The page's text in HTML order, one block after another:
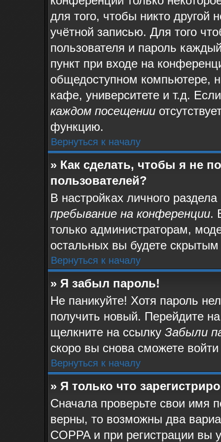
для того, чтобы никто другой
учётной записью. Для того
пользователя и пароль
пункт при входе на
общедоступном компьютере,
кафе, университете и т.д.
каждом посещении
функцию.
Вернуться к началу
» Как сделать, чтобы я не
пользователей?
В настройках личного
пребывание на конференции.
только администраторам,
остальных вы будете
Вернуться к началу
» Я забыл пароль!
Не паникуйте! Хотя пароль
получить новый. Перейдите
щелкните на ссылку Забыли
скоро вы снова сможете
Вернуться к началу
» Я только что
Сначала проверьте свои имя
верны, то возможны два
COPPA и при регистрации вы